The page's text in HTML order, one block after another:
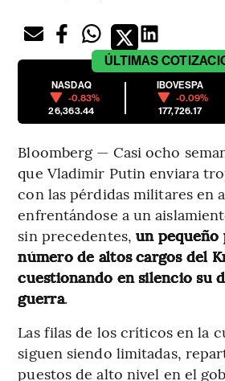
ÚLTIMAS
NASDAQ
-0.83%
26,363.44
IBOVESPA
-0.09%
177,726.17
Bloomberg — Casi ocho
que Vladimir Putin enviara
con las pérdidas militares en
enfrentándose a un
sin precedentes, un
número de altos cargos del
cuestionando en silencio su
guerra.
Las filas de los críticos en la
siguen siendo limitadas,
puestos de alto nivel en el